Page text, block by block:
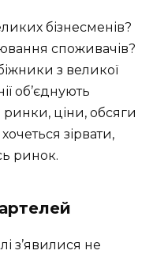
бізнесменів?
споживачів?
з великої
об’єднують
ціни, обсяги
зірвати,
ринок.
з’явилися не